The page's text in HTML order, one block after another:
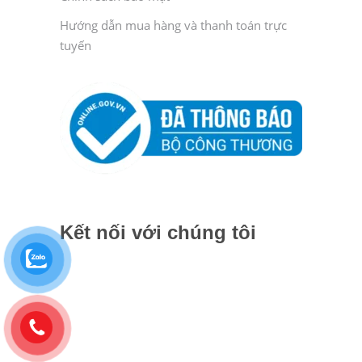
Hướng dẫn mua hàng và thanh toán trực
tuyến
Kết nối với chúng tôi